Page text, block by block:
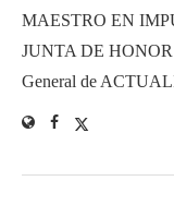
MAESTRO EN
JUNTA DE
General de